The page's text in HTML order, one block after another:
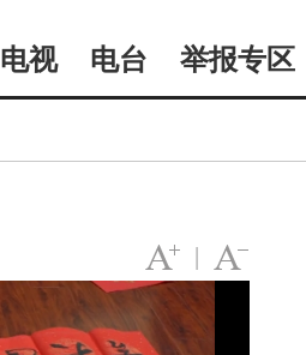
电视 电台 举报专区
|